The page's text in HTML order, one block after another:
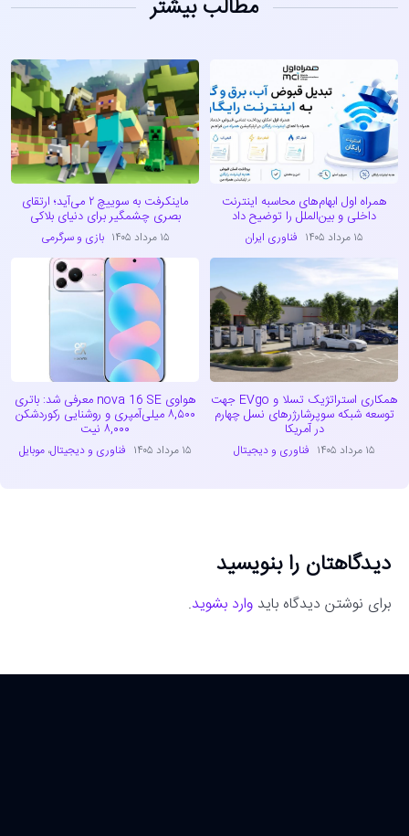
مطالب بیشتر
همراه اول ابهام‌های محاسبه اینترنت
داخلی و بین‌الملل را توضیح داد
۱۵ مرداد ۱۴۰۵ فناوری ایران
ماینکرفت به سوییچ ۲ می‌آید؛ ارتقای
بصری چشمگیر برای دنیای بلاکی
۱۵ مرداد ۱۴۰۵ بازی و سرگرمی
همکاری استراتژیک تسلا و EVgo جهت
توسعه شبکه سوپرشارژرهای نسل چهارم
در آمریکا
۱۵ مرداد ۱۴۰۵ فناوری و دیجیتال
هواوی nova 16 SE معرفی شد: باتری
۸,۵۰۰ میلی‌آمپری و روشنایی رکوردشکن
۸,۰۰۰ نیت
۱۵ مرداد ۱۴۰۵ فناوری و دیجیتال،موبایل
دیدگاهتان را بنویسید
برای نوشتن دیدگاه باید وارد بشوید.